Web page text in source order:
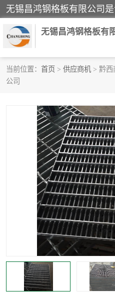
无锡昌鸿钢格板有
当前位置： 首页 > 供应商机 > 黔
公司
镀锌钢格板
踏步板
齿形钢格板
热镀锌钢格板
钢格栅踏步板
整流格栅